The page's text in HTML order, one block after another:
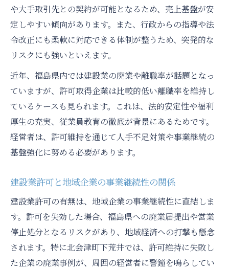
や大手取引先との契約が可能となるため、売上基盤が安
定しやすい傾向があります。また、行政からの指導や法
令改正にも柔軟に対応できる体制が整うため、突発的な
リスクにも強いといえます。
近年、福島県内では建設業の廃業や離職率が話題となっ
ていますが、許可取得企業は比較的低い離職率を維持し
ているケースも見られます。これは、法的安定性や福利
厚生の充実、従業員教育の徹底が背景にあるためです。
経営者は、許可維持を通じて人手不足対策や事業継続の
基盤強化に努める必要があります。
建設業許可と地域企業の事業継続性の関係
建設業許可の有無は、地域企業の事業継続性に直結しま
す。許可を失効した場合、福島県への廃業届提出や営業
停止処分となるリスクがあり、地域経済への打撃も懸念
されます。特に北会津町下荒井では、許可維持に失敗し
た企業の廃業事例が、周囲の経営者に警鐘を鳴らしてい